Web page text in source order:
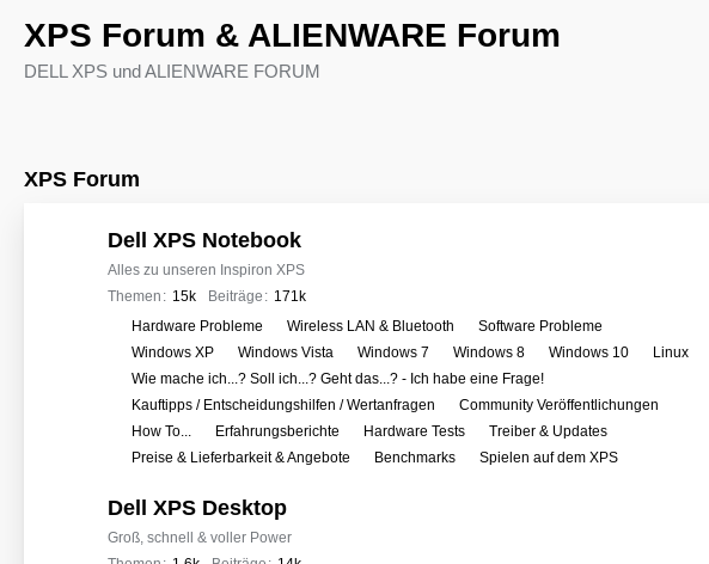
XPS Forum & ALIENWARE Forum
DELL XPS und ALIENWARE FORUM
XPS Forum
Dell XPS Notebook
Alles zu unseren Inspiron XPS
Themen
15k Beiträge 171k
r
e
Hardware Probleme Wireless LAN & Bluetooth
Software Probleme
Windows XP
Windows Vista Windows 7 Windows 8 Windows 10
Linux
Wie mache ich...? Soll ich...? Geht das...? - Ich habe eine Frage!
Kauftipps / Entscheidungshilfen / Wertanfragen
Community Veröffentlichungen
How To...
Erfahrungsberichte Hardware Tests
Treiber & Updates
Preise & Lieferbarkeit & Angebote
Benchmarks Spielen auf dem XPS
Dell XPS Desktop
Groß, schnell & voller Power